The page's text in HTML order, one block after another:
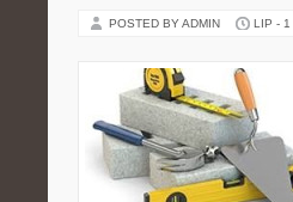
POSTED BY ADMIN LIP - 1